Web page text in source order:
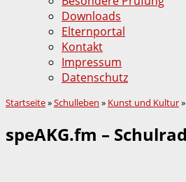
Downloads
Elternportal
Kontakt
Impressum
Datenschutz
Startseite»Schulleben » Kunst und Kultur»
speAKG.fm –